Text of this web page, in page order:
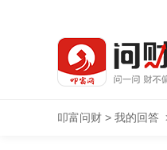
叩富问财 > 我的回答